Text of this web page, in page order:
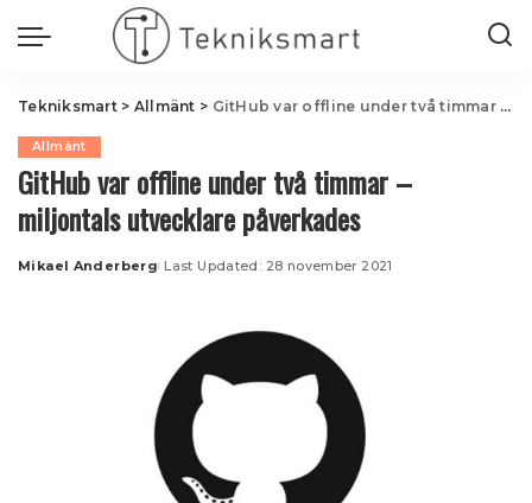
Tekniksmart> Allmänt > GitHub var offline under två timmar – miljontals utvecklare påverkades
Allmänt
GitHub var offline under två timmar –
miljontals utvecklare påverkades
Posted
Mikael Anderberg Last Updated: 28 november 2021